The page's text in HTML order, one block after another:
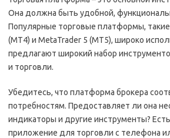
Она должна быть удобной,
Популярные торговые платформы, такие
(MT4) и MetaTrader 5 (MT5), широко
предлагают широкий набор
и торговли.
Убедитесь, что платформа брокера
потребностям. Предоставляет ли она
индикаторы и другие инструменты?
приложение для торговли с телефона